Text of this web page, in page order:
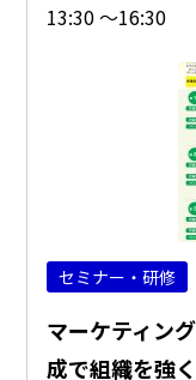
13:30 ～16:30
セミナー・研修
マーケティン
成で組織を強